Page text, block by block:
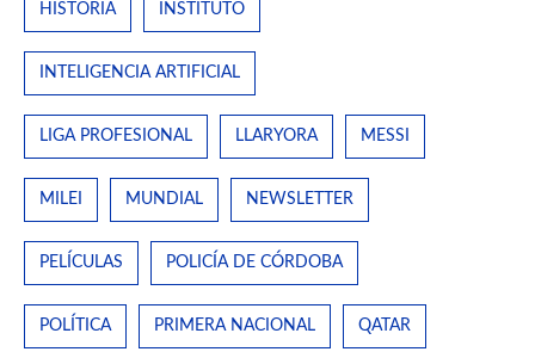
HISTORIA INSTITUTO
INTELIGENCIA ARTIFICIAL
LIGA PROFESIONAL LLARYORA MESSI
MILEI MUNDIAL NEWSLETTER
PELÍCULAS POLICÍA DE CÓRDOBA
POLÍTICA PRIMERA NACIONAL QATAR